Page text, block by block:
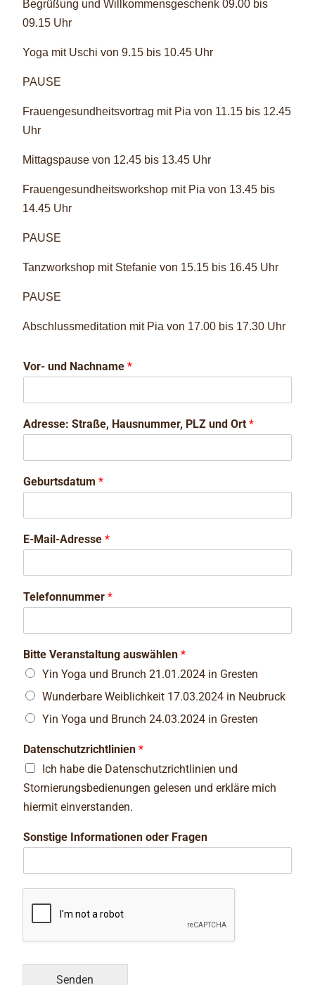
Begrüßung und Willkommensgeschenk 09.00 bis
09.15 Uhr
Yoga mit Uschi von 9.15 bis 10.45 Uhr
PAUSE
Frauengesundheitsvortrag mit Pia von 11.15 bis 12.45
Uhr
Mittagspause von 12.45 bis 13.45 Uhr
Frauengesundheitsworkshop mit Pia von 13.45 bis
14.45 Uhr
PAUSE
Tanzworkshop mit Stefanie von 15.15 bis 16.45 Uhr
PAUSE
Abschlussmeditation mit Pia von 17.00 bis 17.30 Uhr
Vor- und Nachname *
Adresse: Straße, Hausnummer, PLZ und Ort *
Geburtsdatum *
E-Mail-Adresse *
Telefonnummer *
Bitte Veranstaltung auswählen *
Yin Yoga und Brunch 21.01.2024 in Gresten
Wunderbare Weiblichkeit 17.03.2024 in Neubruck
Yin Yoga und Brunch 24.03.2024 in Gresten
Datenschutzrichtlinien *
Ich habe die Datenschutzrichtlinien und
Stornierungsbedienungen gelesen und erkläre mich
hiermit einverstanden.
Sonstige Informationen oder Fragen
Senden